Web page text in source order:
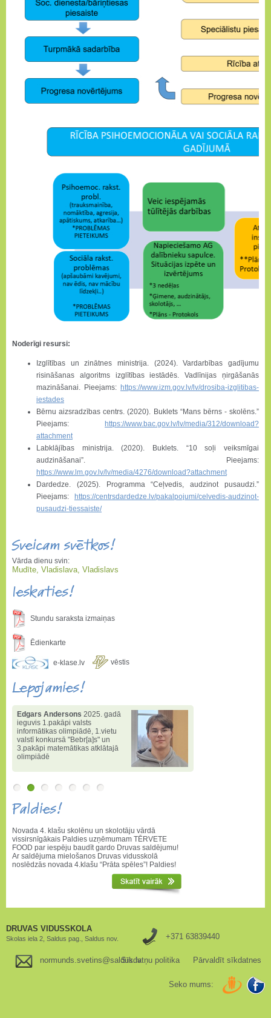
Noderīgi resursi:
Izglītības un zinātnes ministrija. (2024). Vardarbības gadījumu
risināšanas algoritms izglītības iestādēs. Vadlīnijas ņirgāšanās
mazināšanai. Pieejams: https://www.izm.gov.lv/lv/drosiba-izglitibas-
iestades
Bērnu aizsradzības centrs. (2020). Buklets “Mans bērns - skolēns.”
Pieejams:
https://www.bac.gov.lv/lv/media/312/download?
attachment
Labklājības ministrija. (2020). Buklets. “10 soļi veiksmīgai
audzināšanai”. Pieejams:
https://www.lm.gov.lv/lv/media/4276/download?attachment
Dardedze. (2025). Programma “Ceļvedis, audzinot pusaudzi.”
Pieejams:
https://centrsdardedze.lv/pakalpojumi/celvedis-audzinot-
pusaudzi-tiessaiste/
Sveicam svētkos!
Vārda dienu svin:
Mudīte, Vladislava, Vladislavs
Ieskaties!
Stundu saraksta izmaiņas
Ēdienkarte
e-klase.lv vēstis
Lepojamies!
Edgars Andersons 2025. gadā
ieguvis 1.pakāpi valsts
informātikas olimpiādē, 1.vietu
valstī konkursā "Bebr[a]s" un
3.pakāpi matemātikas atklātajā
olimpiādē
Paldies!
Novada 4. klašu skolēnu un skolotāju vārdā
vissirsnīgākais Paldies uzņēmumam TĒRVETE
FOOD par iespēju baudīt gardo Druvas saldējumu!
Ar saldējuma mielošanos Druvas vidusskolā
noslēdzās novada 4.klašu “Prāta spēles”! Paldies!
DRUVAS VIDUSSKOLA
Skolas iela 2, Saldus pag., Saldus nov. +371 63839440
normunds.svetins@saldus.lvSīkdatņu politika Pārvaldīt sīkdatnes
Seko mums: